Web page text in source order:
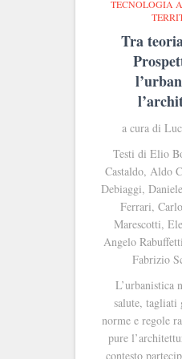
TECNOLOGIA
Tra
a cura di
Testi di Elio
Castaldo, Aldo
Debiaggi,
Ferrari,
Marescotti,
Angelo
Fabrizio
L’urbanistica
salute,
norme e regole
pure
contesto